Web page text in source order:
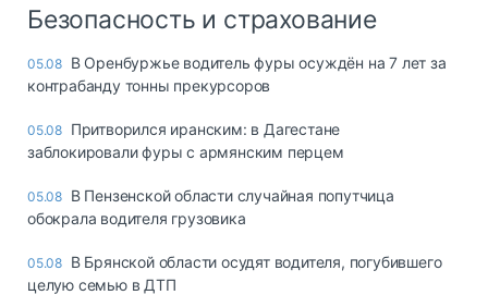
Безопасность и страхование
05.08 В Оренбуржье водитель фуры осуждён на 7 лет за
контрабанду тонны прекурсоров
05.08 Притворился иранским: в Дагестане
заблокировали фуры с армянским перцем
05.08 В Пензенской области случайная попутчица
обокрала водителя грузовика
05.08 В Брянской области осудят водителя, погубившего
целую семью в ДТП